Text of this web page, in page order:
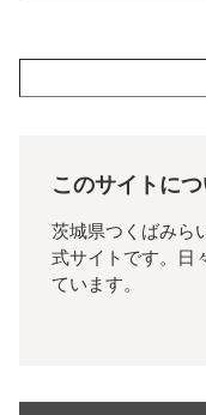
このサイトに
茨城県つくばみら
式サイトです。日
ています。